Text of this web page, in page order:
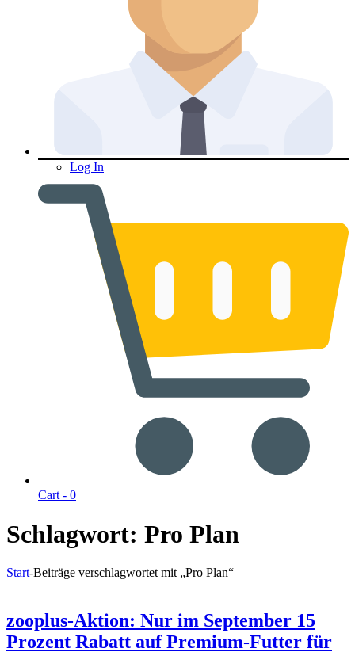
Log In
Cart - 0
Schlagwort: Pro Plan
Start-Beiträge verschlagwortet mit „Pro Plan“
zooplus-Aktion: Nur im September 15
Prozent Rabatt auf Premium-Futter für